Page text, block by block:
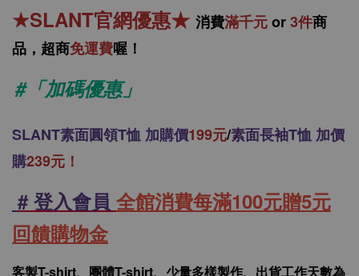
★SLANT官網優惠★ 消費滿千元or3件商
品， 超商免運費喔！
#「加碼優惠」
SLANT素面圓領T恤 加購價199元/素面長袖T恤 加價
購239元！
# 登入會員 全館消費每滿100元贈5元
回饋購物金
客製T-shirt、團體T-shirt、少量多樣製作、出貨工作天數為